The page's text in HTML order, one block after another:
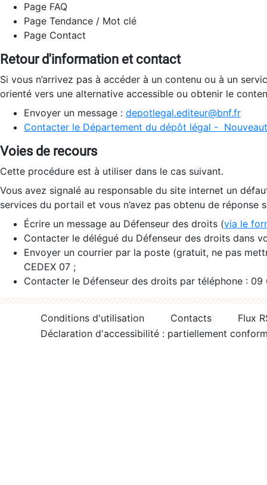
Page FAQ
Page Tendance / Mot clé
Page Contact
Retour d'information et contact
Si vous n’arrivez pas à accéder à un contenu ou à un
orienté vers une alternative accessible ou obtenir le
Envoyer un message : depotlegal.editeur@bnf.fr
Contacter le Département du dépôt légal -
Voies de recours
Cette procédure est à utiliser dans le cas suivant.
Vous avez signalé au responsable du site internet un
services du portail et vous n’avez pas obtenu de réponse
Écrire un message au Défenseur des droits (via le
Contacter le délégué du Défenseur des droits dans
Envoyer un courrier par la poste (gratuit, ne pas
CEDEX 07 ;
Contacter le Défenseur des droits par téléphone :
Conditions d'utilisation Contacts
Flux
Déclaration d'accessibilité : partiellement